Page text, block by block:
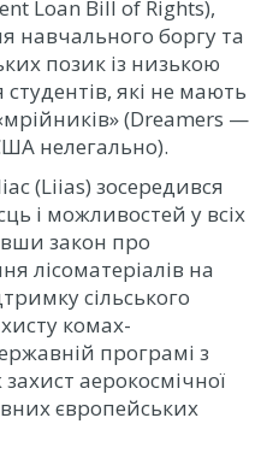
Loan Bill of Rights),
навчального боргу та
позик із низькою
які не мають
(Dreamers —
нелегально).
(Liias) зосередився
і можливостей у всіх
закон про
лісоматеріалів на
сільського
комах-
програмі з
аерокосмічної
європейських